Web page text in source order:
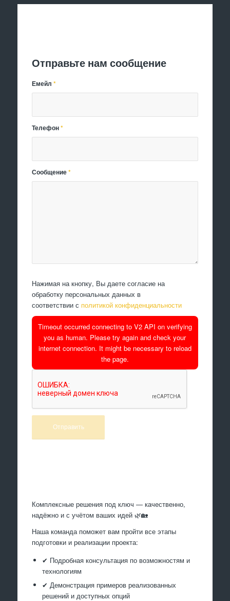
Отправьте нам сообщение
Емейл*
Телефон*
Сообщение*
Нажимая на кнопку, Вы даете согласие на
обработку персональных данных в
соответствии с политикой конфиденциальности
Timeout occurred connecting to V2 API on verifying
you as human. Please try again and check your
internet connection. It might be necessary to reload
the page.
Комплексные решения под ключ — качественно,
надёжно и с учётом ваших идей 🌿🏡
Наша команда поможет вам пройти все этапы
подготовки и реализации проекта:
✔ Подробная консультация по возможностям и
технологиям
✔ Демонстрация примеров реализованных
решений и доступных опций